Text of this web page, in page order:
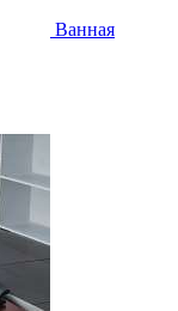
Ванная